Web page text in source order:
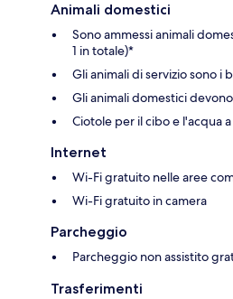
Animali domestici
Sono ammessi animali
1 in totale)*
Gli animali di servizio sono i
Gli animali domestici
Ciotole per il cibo e l'acqua
Internet
Wi-Fi gratuito nelle aree
Wi-Fi gratuito in camera
Parcheggio
Parcheggio non assistito
Trasferimenti